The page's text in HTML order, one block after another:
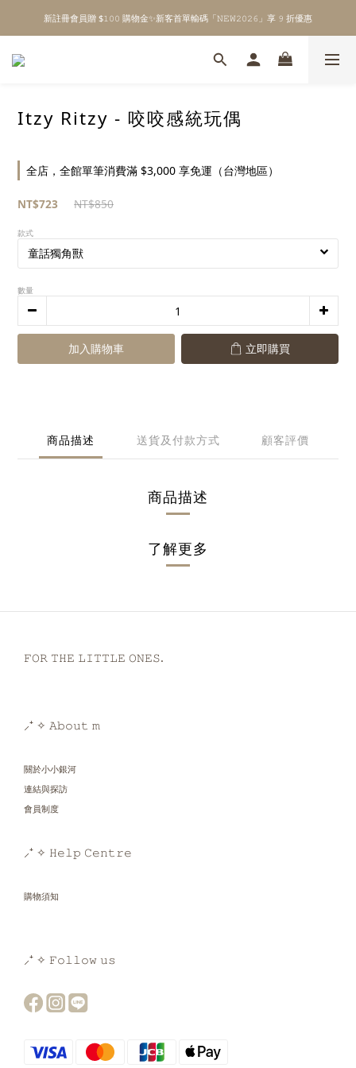
\ Welcome to 𝙻𝚒𝚝𝚝𝚕𝚎 𝙼𝚒𝚕𝚔𝚢 𝚆𝚊𝚢  ✨ For the Little Ones. /
新註冊會員贈 $𝟷𝟶𝟶 購物金✨新客首單輸碼「𝙽𝙴𝚆𝟸𝟶𝟸𝟼」享 𝟿 折優惠
全館單筆消費滿 $𝟹𝟶𝟶𝟶 即享免運 ⸝⁺ ✧ 台灣地區限定
Itzy Ritzy - 咬咬感統玩偶
全店，全館單筆消費滿 $3,000 享免運（台灣地區）
NT$850
NT$723
款式
數量
加入購物車 立即購買
商品描述 送貨及付款方式 顧客評價
商品描述
了解更多
𝙵𝙾𝚁 𝚃𝙷𝙴 𝙻𝙸𝚃𝚃𝙻𝙴 𝙾𝙽𝙴𝚂.
⸝⁺ ✧ 𝙰𝚋𝚘𝚞𝚝 𝚖
關於小小銀河
連結與探訪
會員制度
⸝⁺ ✧ 𝙷𝚎𝚕𝚙 𝙲𝚎𝚗𝚝𝚛𝚎
購物須知
⸝⁺ ✧ 𝙵𝚘𝚕𝚕𝚘𝚠 𝚞𝚜